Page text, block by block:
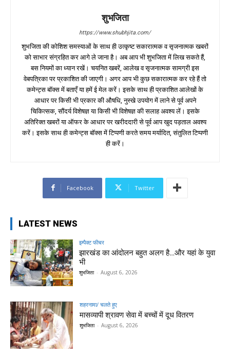
शुभजिता
https://www.shubhjita.com/
शुभजिता की कोशिश समस्याओं के साथ ही उत्कृष्ट सकारात्मक व सृजनात्मक खबरों
को साभार संग्रहित कर आगे ले जाना है। अब आप भी शुभजिता में लिख सकते हैं,
बस नियमों का ध्यान रखें। चयनित खबरें, आलेख व सृजनात्मक सामग्री इस
वेबपत्रिका पर प्रकाशित की जाएगी। अगर आप भी कुछ सकारात्मक कर रहे हैं तो
कमेन्ट्स बॉक्स में बताएँ या हमें ई मेल करें। इसके साथ ही प्रकाशित आलेखों के
आधार पर किसी भी प्रकार की औषधि, नुस्खे उपयोग में लाने से पूर्व अपने
चिकित्सक, सौंदर्य विशेषज्ञ या किसी भी विशेषज्ञ की सलाह अवश्य लें। इसके
अतिरिक्त खबरों या ऑफर के आधार पर खरीददारी से पूर्व आप खुद पड़ताल अवश्य
करें। इसके साथ ही कमेन्ट्स बॉक्स में टिप्पणी करते समय मर्यादित, संतुलित टिप्पणी
ही करें।
Facebook Twitter
LATEST NEWS
इम्पैक्ट फीचर
झारखंड का आंदोलन बहुत अलग है…और यहां के युवा
भी
शुभजिता - August 6, 2026
शहरनामा/ चलते हुए
मासव्यापी श्रावण सेवा में बच्चों में दूध वितरण
शुभजिता - August 6, 2026